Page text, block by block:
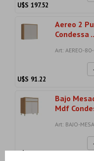
U$S 197.52
Aereo 2
Condessa
Art: AEREO-
U$S 91.22
Bajo
Mdf
Art: BAJO-
U$S125.59